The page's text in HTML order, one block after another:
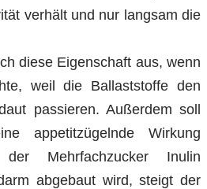
verhält und nur langsam die
diese Eigenschaft aus, wenn
weil die Ballaststoffe den
passieren. Außerdem soll
appetitzügelnde Wirkung
Mehrfachzucker Inulin
abgebaut wird, steigt der